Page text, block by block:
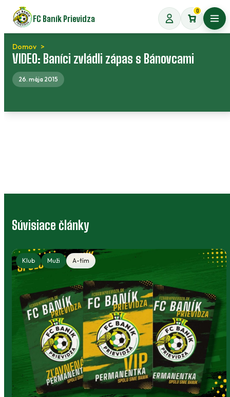
Preskočiť
na
obsah
FC Baník Prievidza
0
Domov
VIDEO: Baníci zvládli zápas s Bánovcami
26. mája 2015
Súvisiace články
Klub Muži